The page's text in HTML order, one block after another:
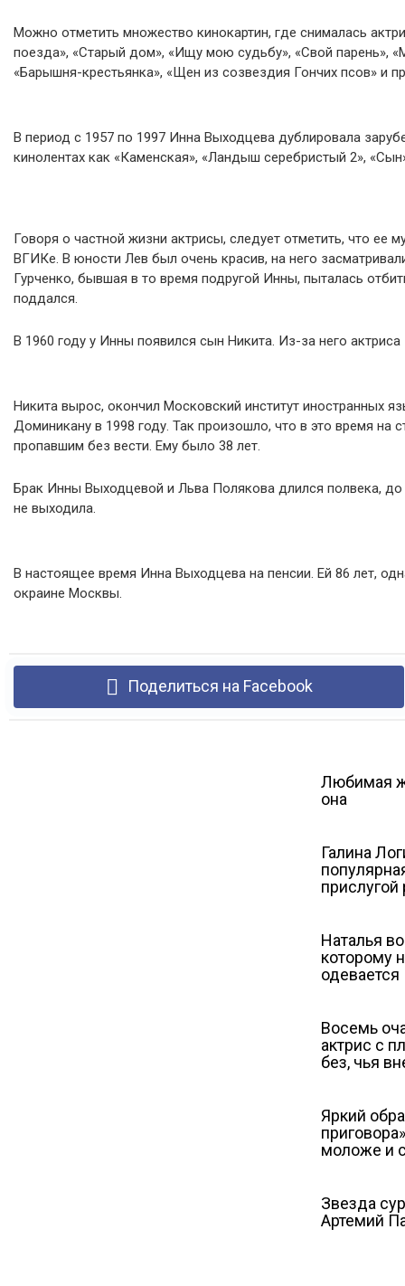
Можно отметить множество кинокартин, где снималась
поезда», «Старый дом», «Ищу мою судьбу», «Свой парень»,
«Барышня-крестьянка», «Щен из созвездия Гончих псов» и
В период с 1957 по 1997 Инна Выходцева дублировала
кинолентах как «Каменская», «Ландыш серебристый 2»,
Говоря о частной жизни актрисы, следует отметить, что
ВГИКе. В юности Лев был очень красив, на него
Гурченко, бывшая в то время подругой Инны, пыталась
поддался.
В 1960 году у Инны появился сын Никита. Из-за него
Никита вырос, окончил Московский институт иностранных
Доминикану в 1998 году. Так произошло, что в это время на
пропавшим без вести. Ему было 38 лет.
Брак Инны Выходцевой и Льва Полякова длился полвека,
не выходила.
В настоящее время Инна Выходцева на пенсии. Ей 86 лет,
окраине Москвы.
Поделиться на Facebook
Любимая
она
Галина
Наталья
которому
одевается
Восемь
актрис с
без, чья
Яркий
моложе и
Звезда
Артемий